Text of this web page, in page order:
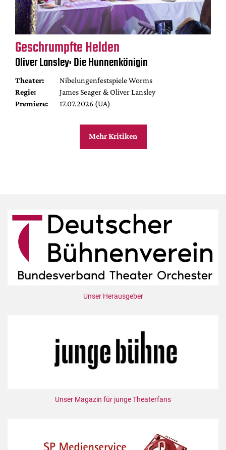
Geschrumpfte Helden
Oliver Lansley: Die Hunnenkönigin
Theater:
Nibelungenfestspiele Worms
Regie:
James Seager & Oliver Lansley
Premiere:
17.07.2026 (UA)
Mehr Kritiken
Unser Herausgeber
Unser Magazin für junge Theaterfans